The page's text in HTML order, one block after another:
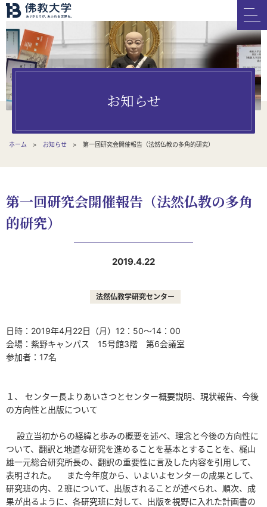
お知らせ
ホーム お知らせ 第一回研究会開催報告（法然仏教の多角的研究）
第一回研究会開催報告（法然仏教の多角
的研究）
2019.4.22
法然仏教学研究センター
日時：2019年4月22日（月）12：50～14：00
会場：紫野キャンパス 15号館3階 第6会議室
参加者：17名
１、 センター長よりあいさつとセンター概要説明、現状報告、今後
の方向性と出版について
設立当初からの経緯と歩みの概要を述べ、理念と今後の方向性に
ついて、翻訳と地道な研究を進めることを基本とすることを、梶山
雄一元総合研究所長の、翻訳の重要性に言及した内容を引用して、
表明された。 また今年度から、いよいよセンターの成果として、
研究班の内、２班について、出版されることが述べられ、順次、成
果が出るように、各研究班に対して、出版を視野に入れた計画書の